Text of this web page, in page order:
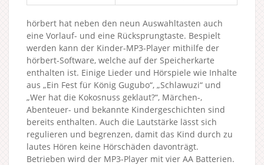
hörbert hat neben den neun Auswahltasten auch
eine Vorlauf- und eine Rücksprungtaste. Bespielt
werden kann der Kinder-MP3-Player mithilfe der
hörbert-Software, welche auf der Speicherkarte
enthalten ist. Einige Lieder und Hörspiele wie Inhalte
aus „Ein Fest für König Gugubo“, „Schlawuzi“ und
„Wer hat die Kokosnuss geklaut?“, Märchen-,
Abenteuer- und bekannte Kindergeschichten sind
bereits enthalten. Auch die Lautstärke lässt sich
regulieren und begrenzen, damit das Kind durch zu
lautes Hören keine Hörschäden davonträgt.
Betrieben wird der MP3-Player mit vier AA Batterien.